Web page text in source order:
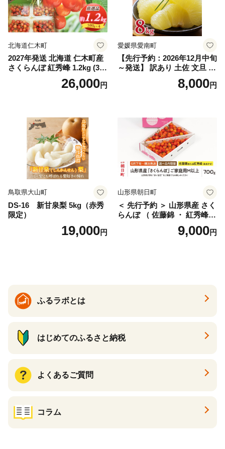
笛吹市 シャインマスカット
笛吹 葡萄 国産 ぶどう 人気
国産 1.2kg 先行｜
北海道仁木町
2027年発送 北海道 仁木町産
さくらんぼ 紅秀峰 1.2kg (300
g×4パック) Lサイズ以上 旬
桜桃 産地直送 サクランボ チ
26,000円
愛媛県愛南町
【先行予約：2026年12月中旬
～発送】 訳あり 土佐 文旦 8k
g (Mサイズ以上サイズミック
ス) 8000円 わけあり ぶんた
産 農家直送 期間限定 特産品
サイズミックス くらもとフ
ァーム 愛南町 愛媛県
8,000円
鳥取県大山町
DS-16 新甘泉梨 5kg（赤秀
限定）
19,000円
山形県朝日町
＜ 先行予約 ＞ 山形県産 さく
らんぼ （ 佐藤錦 ・ 紅秀峰
） ご家庭用 M以上 700g 【20
26年6月下旬から7月上旬発
9,000円
ふるラボとは
はじめてのふるさと納税
よくあるご質問
コラム